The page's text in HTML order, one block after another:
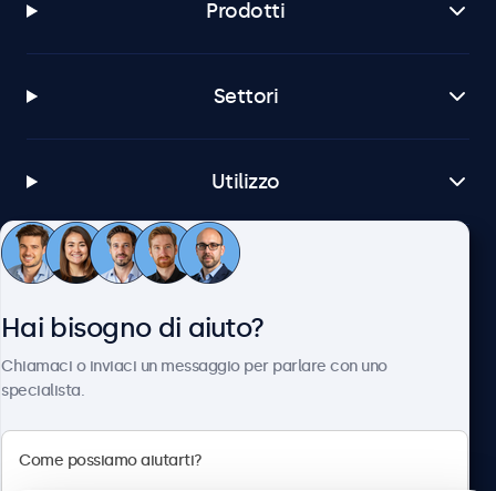
Prodotti
Settori
Utilizzo
Servizio Clienti
Hai bisogno di aiuto?
Chiamaci o inviaci un messaggio per parlare con uno
specialista.